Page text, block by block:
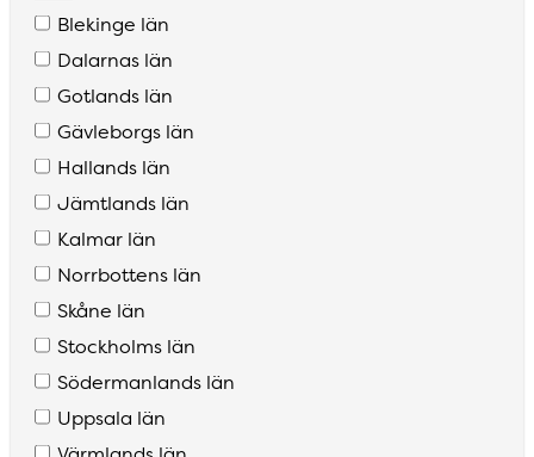
Blekinge län
Dalarnas län
Gotlands län
Gävleborgs län
Hallands län
Jämtlands län
Kalmar län
Norrbottens län
Skåne län
Stockholms län
Södermanlands län
Uppsala län